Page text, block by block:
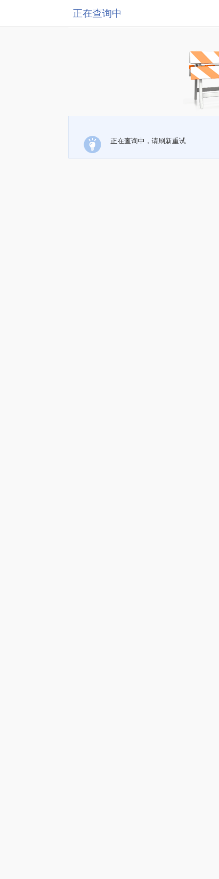
正在查询中
正在查询中，请刷新重试